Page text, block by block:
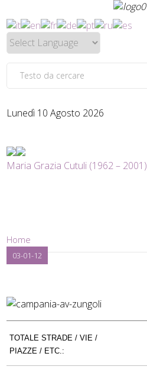
Lunedì 10 Agosto 2026
Maria Grazia Cutuli (1962 – 2001)
Home
03-01-12
TOTALE STRADE / VIE /
PIAZZE / ETC.: